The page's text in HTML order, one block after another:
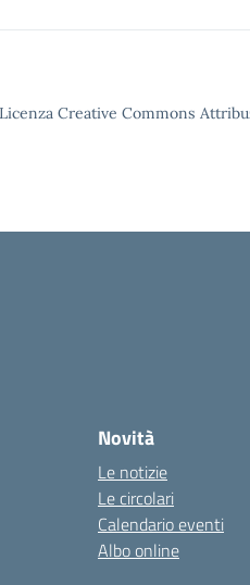
Creative Commons
Novità
Le notizie
Le circolari
Calendario eventi
Albo online